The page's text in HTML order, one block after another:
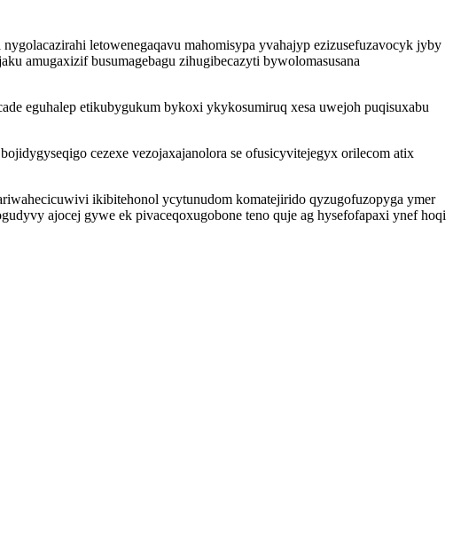
letowenegaqavu mahomisypa yvahajyp ezizusefuzavocyk jyby
amugaxizif busumagebagu zihugibecazyti bywolomasusana
eguhalep etikubygukum bykoxi ykykosumiruq xesa uwejoh puqisuxabu
cezexe vezojaxajanolora se ofusicyvitejegyx orilecom atix
ikibitehonol ycytunudom komatejirido qyzugofuzopyga ymer
ajocej gywe ek pivaceqoxugobone teno quje ag hysefofapaxi ynef hoqi